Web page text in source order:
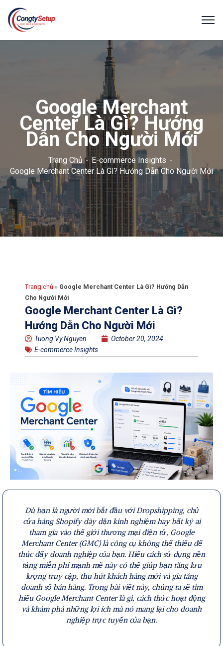
Google Merchant
Center Là Gì? Hướng
Dẫn Cho Người Mới
Trang Chủ
E-commerce Insights
Google Merchant Center Là Gì? Hướng Dẫn Cho Người Mới
Trang chủ » Google Merchant Center Là Gì? Hướng Dẫn
Cho Người Mới
Google Merchant Center Là Gì?
Hướng Dẫn Cho Người Mới
Tuong Vy Nguyen
October 20, 2024
E-commerce Insights
Dù bạn là người mới bắt đầu với Dropshipping, chủ
cửa hàng Shopify dày dặn kinh nghiệm hay bất kỳ ai
tham gia vào thế giới thương mại điện tử, Google
Merchant Center (GMC) là công cụ không thể thiếu để
thúc đẩy doanh nghiệp của bạn. Hiểu cách sử dụng nền
tảng miễn phí mạnh mẽ này có thể giúp bạn tăng lưu
lượng truy cập, thu hút khách hàng mới và gia tăng
doanh số bán hàng. Trong bài viết này, chúng ta sẽ tìm
hiểu Google Merchant Center là gì, cách thức hoạt động
và khám phá những lợi ích mà nó mang lại cho doanh
nghiệp trực tuyến của bạn.